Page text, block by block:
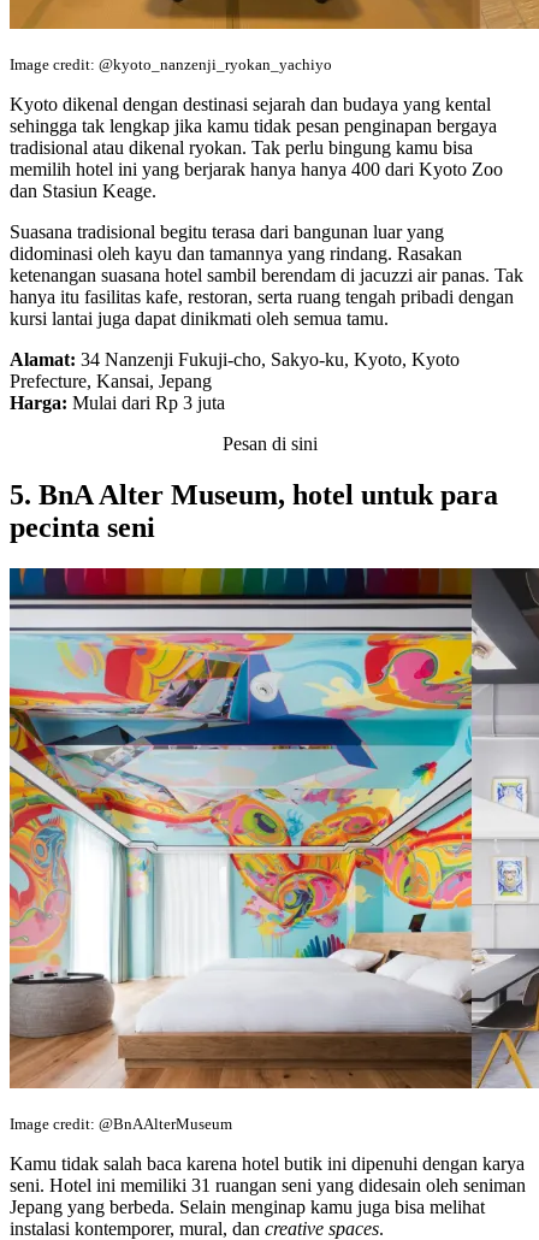
Image credit: @kyoto_nanzenji_ryokan_yachiyo
Kyoto dikenal dengan destinasi sejarah dan budaya yang kental
sehingga tak lengkap jika kamu tidak pesan penginapan bergaya
tradisional atau dikenal ryokan. Tak perlu bingung kamu bisa
memilih hotel ini yang berjarak hanya hanya 400 dari Kyoto Zoo
dan Stasiun Keage.
Suasana tradisional begitu terasa dari bangunan luar yang
didominasi oleh kayu dan tamannya yang rindang. Rasakan
ketenangan suasana hotel sambil berendam di jacuzzi air panas. Tak
hanya itu fasilitas kafe, restoran, serta ruang tengah pribadi dengan
kursi lantai juga dapat dinikmati oleh semua tamu.
Alamat: 34 Nanzenji Fukuji-cho, Sakyo-ku, Kyoto, Kyoto
Prefecture, Kansai, Jepang
Harga: Mulai dari Rp 3 juta
Pesan di sini
5. BnA Alter Museum, hotel untuk para
pecinta seni
Image credit: @BnAAlterMuseum
Kamu tidak salah baca karena hotel butik ini dipenuhi dengan karya
seni. Hotel ini memiliki 31 ruangan seni yang didesain oleh seniman
Jepang yang berbeda. Selain menginap kamu juga bisa melihat
instalasi kontemporer, mural, dan creative spaces.